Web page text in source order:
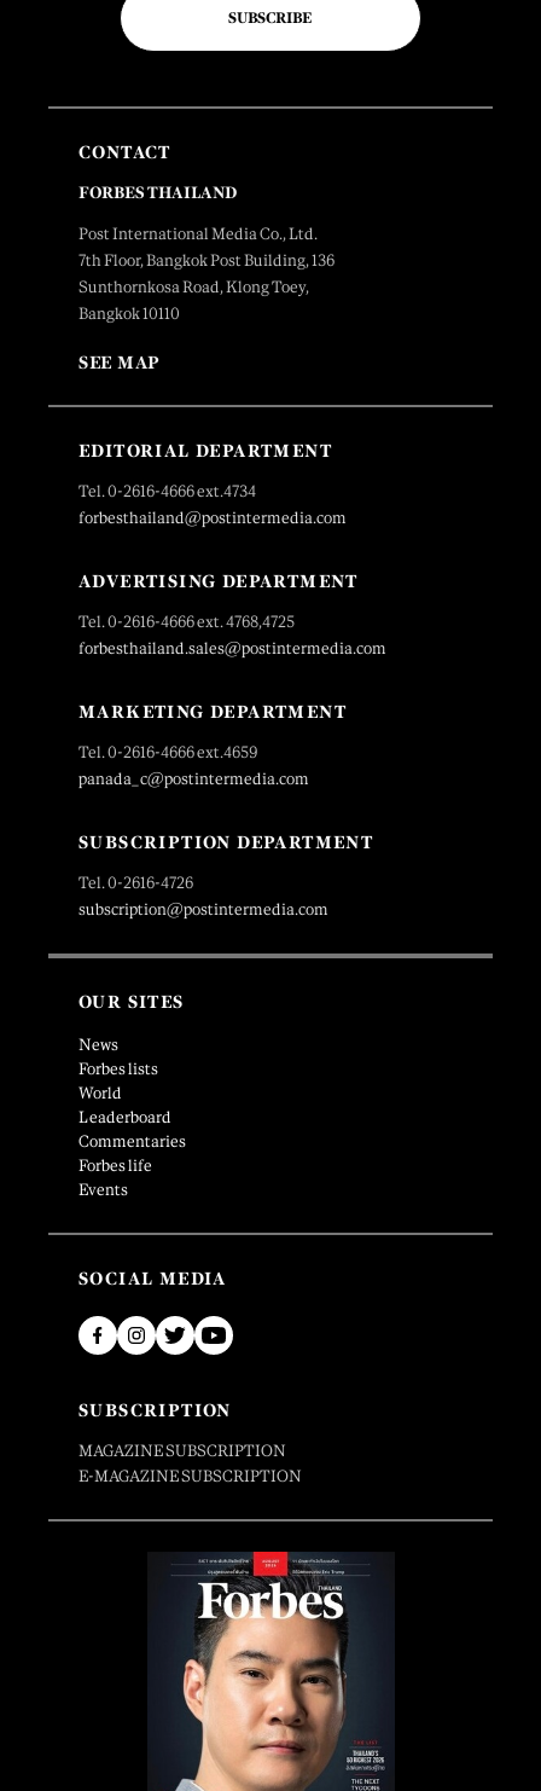
SUBSCRIBE
CONTACT
FORBES THAILAND
Post International Media Co., Ltd.
7th Floor, Bangkok Post Building, 136
Sunthornkosa Road, Klong Toey,
Bangkok 10110
SEE MAP
EDITORIAL DEPARTMENT
Tel. 0-2616-4666 ext.4734
forbesthailand@postintermedia.com
ADVERTISING DEPARTMENT
Tel. 0-2616-4666 ext. 4768,4725
forbesthailand.sales@postintermedia.com
MARKETING DEPARTMENT
Tel. 0-2616-4666 ext.4659
panada_c@postintermedia.com
SUBSCRIPTION DEPARTMENT
Tel. 0-2616-4726
subscription@postintermedia.com
OUR SITES
News
Forbes lists
World
Leaderboard
Commentaries
Forbes life
Events
SOCIAL MEDIA
SUBSCRIPTION
MAGAZINE SUBSCRIPTION
E-MAGAZINE SUBSCRIPTION